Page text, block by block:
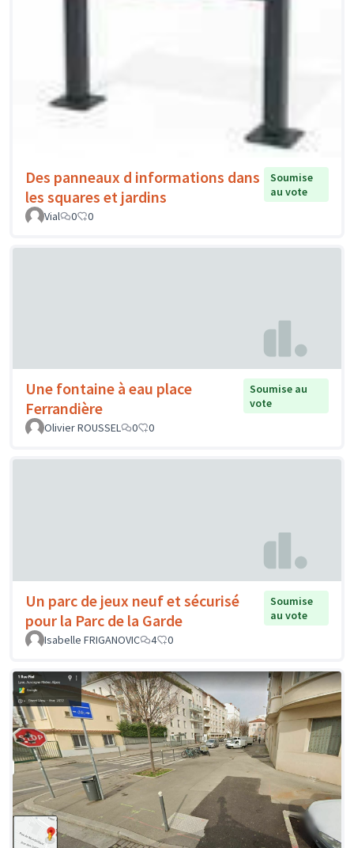
Des panneaux d informations dans
les squares et jardins
Soumise
au vote
Vial
0 0
Une fontaine à eau place
Ferrandière
Soumise au
vote
Olivier ROUSSEL
0 0
Un parc de jeux neuf et sécurisé
pour la Parc de la Garde
Soumise
au vote
Isabelle FRIGANOVIC
4 0